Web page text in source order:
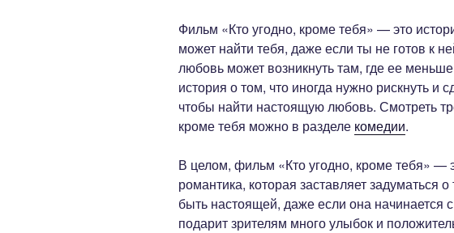
Фильм «Кто угодно, кроме тебя» — это
может найти тебя, даже если ты не готов к
любовь может возникнуть там, где ее
история о том, что иногда нужно рискнуть и
чтобы найти настоящую любовь. Смотреть
кроме тебя можно в разделе комедии.
В целом, фильм «Кто угодно, кроме тебя» —
романтика, которая заставляет задуматься
быть настоящей, даже если она начинается
подарит зрителям много улыбок и